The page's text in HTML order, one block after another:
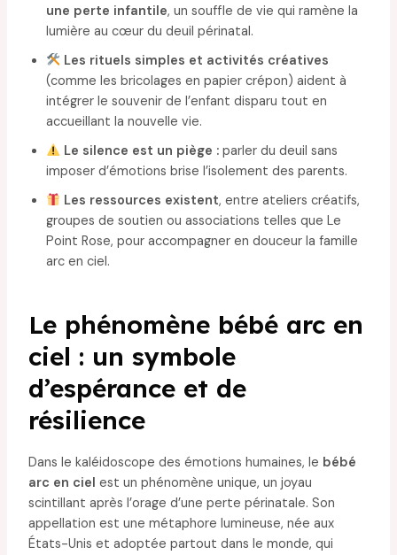
une perte infantile, un souffle de vie qui ramène la
lumière au cœur du deuil périnatal.
Les rituels simples et activités créatives
(comme les bricolages en papier crépon) aident à
intégrer le souvenir de l’enfant disparu tout en
accueillant la nouvelle vie.
Le silence est un piège : parler du deuil sans
imposer d’émotions brise l’isolement des parents.
Les ressources existent, entre ateliers créatifs,
groupes de soutien ou associations telles que Le
Point Rose, pour accompagner en douceur la famille
arc en ciel.
Le phénomène bébé arc en
ciel : un symbole
d’espérance et de
résilience
Dans le kaléidoscope des émotions humaines, le bébé
arc en ciel est un phénomène unique, un joyau
scintillant après l’orage d’une perte périnatale. Son
appellation est une métaphore lumineuse, née aux
États-Unis et adoptée partout dans le monde, qui